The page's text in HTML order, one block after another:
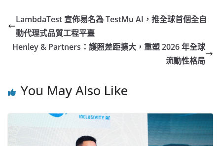
LambdaTest 宣佈易名為 TestMu AI，推全球首個全自
動代理式品質工程平臺
Henley & Partners：護照差距擴大，重塑 2026 年全球
流動性格局
You May Also Like